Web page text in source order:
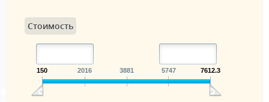
Стоимость
150 2016 3881 5747 7612.3